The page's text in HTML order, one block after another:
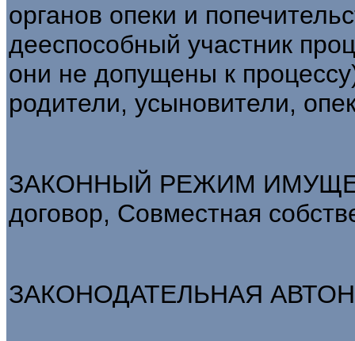
органов опеки и
дееспособный участник
они не допущены к
родители, усыновители,
ЗАКОННЫЙ РЕЖИМ
договор, Совместная
ЗАКОНОДАТЕЛЬНАЯ